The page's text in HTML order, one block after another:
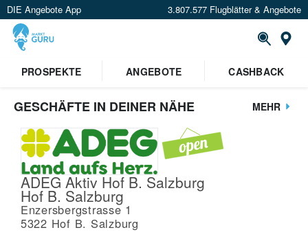
DIE Angebote App 3.807.577 Flugblätter & Angebote
PROSPEKTE
ANGEBOTE CASHBACK
GESCHÄFTE IN DEINER NÄHE MEHR
ADEG Aktiv Hof B. Salzburg
Hof B. Salzburg
Enzersbergstrasse 1
5322 Hof B. Salzburg